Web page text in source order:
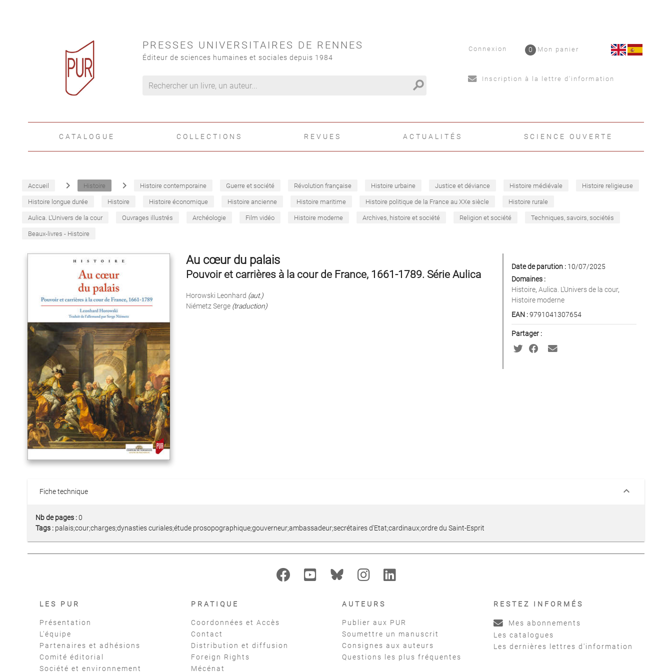
PRESSES UNIVERSITAIRES DE RENNES
Éditeur de sciences humaines et sociales depuis 1984
search
Connexion Mon panier
0
Inscription à la lettre d'information
CATALOGUE COLLECTIONS REVUES ACTUALITÉS SCIENCE OUVERTE
Accueil navigate_next Histoire navigate_next Histoire contemporaine Guerre et société Révolution française Histoire urbaine Justice et déviance Histoire médiévale Histoire religieuse
Histoire longue durée Histoire Histoire économique Histoire ancienne Histoire maritime Histoire politique de la France au XXe siècle Histoire rurale
Aulica. L'Univers de la cour Ouvrages illustrés Archéologie Film vidéo Histoire moderne Archives, histoire et société Religion et société Techniques, savoirs, sociétés
Beaux-livres - Histoire
Au cœur du palais
Pouvoir et carrières à la cour de France, 1661-1789. Série Aulica
Horowski Leonhard (aut.)
Niémetz Serge (traduction)
Date de parution :10/07/2025
Domaines :
Histoire, Aulica. L’Univers de la cour,
Histoire moderne
EAN :9791041307654
Partager :
Fiche technique keyboard_arrow_down
Nb de pages :0
Tags : palais;cour;charges;dynasties curiales;étude prosopographique;gouverneur;ambassadeur;secrétaires d'Etat;cardinaux;ordre du Saint-Esprit
LES PUR
Présentation
L'équipe
Partenaires et adhésions
Comité éditorial
Société et environnement
PRATIQUE
Coordonnées et Accès
Contact
Distribution et diffusion
Foreign Rights
Mécénat
AUTEURS
Publier aux PUR
Soumettre un manuscrit
Consignes aux auteurs
Questions les plus fréquentes
RESTEZ INFORMÉS
Mes abonnements
Les catalogues
Les dernières lettres d'information